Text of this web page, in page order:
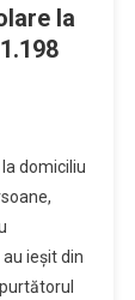
la
domiciliu
ieşit din